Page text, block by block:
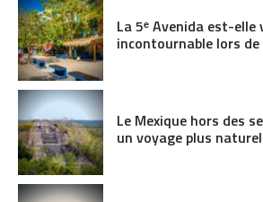
La 5ᵉ Avenida est-
incontournable lors de
Le Mexique hors des
un voyage plus